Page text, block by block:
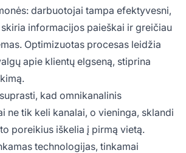
darbuotojai tampa efektyvesni,
informacijos paieškai ir greičiau
Optimizuotas procesas leidžia
apie klientų elgseną, stiprina
kad omnikanalinis
ne tik keli kanalai, o vieninga, sklandi
poreikius iškelia į pirmą vietą.
technologijas, tinkamai